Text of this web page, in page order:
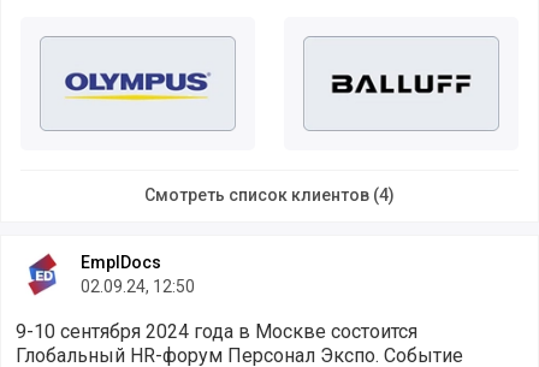
Смотреть список клиентов (4)
EmplDocs
02.09.24, 12:50
9-10 сентября 2024 года в Москве состоится
Глобальный HR-форум Персонал Экспо. Событие